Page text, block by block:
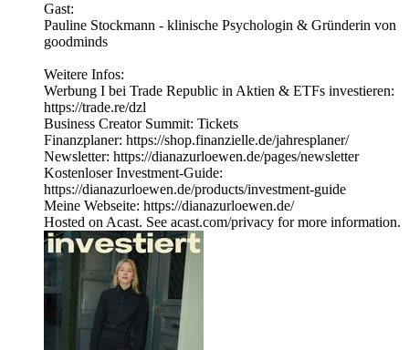
Gast:
Pauline Stockmann - klinische Psychologin & Gründerin von
goodminds
Weitere Infos:
Werbung I bei Trade Republic in Aktien & ETFs investieren:
https://trade.re/dzl
Business Creator Summit: Tickets
Finanzplaner: https://shop.finanzielle.de/jahresplaner/
Newsletter: https://dianazurloewen.de/pages/newsletter
Kostenloser Investment-Guide:
https://dianazurloewen.de/products/investment-guide
Meine Webseite: https://dianazurloewen.de/
Hosted on Acast. See acast.com/privacy for more information.